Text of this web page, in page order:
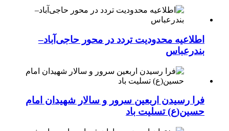
اطلاعیه محدودیت تردد در محور حاجی‌آباد–
بندرعباس
فرا رسیدن اربعین سرور و سالار شهیدان امام
حسین(ع) تسلیت باد